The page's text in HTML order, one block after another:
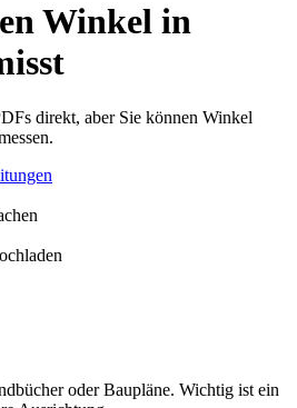
Winkel in
direkt, aber Sie können Winkel
oder Baupläne. Wichtig ist ein